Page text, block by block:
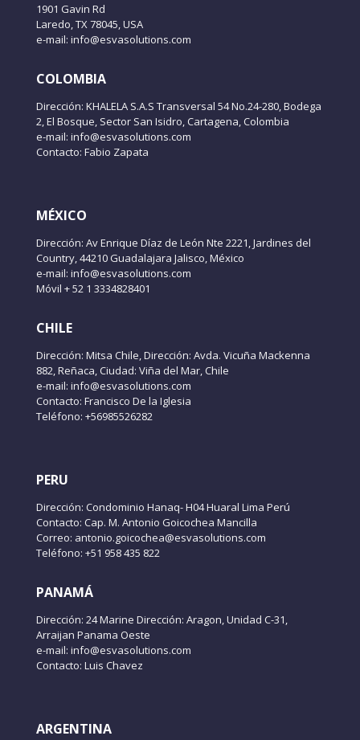
1901 Gavin Rd
Laredo, TX 78045, USA
e-mail: info@esvasolutions.com
COLOMBIA
Dirección: KHALELA S.A.S Transversal 54 No.24-280, Bodega
2, El Bosque, Sector San Isidro, Cartagena, Colombia
e-mail: info@esvasolutions.com
Contacto: Fabio Zapata
MÉXICO
Dirección: Av Enrique Díaz de León Nte 2221, Jardines del
Country, 44210 Guadalajara Jalisco, México
e-mail: info@esvasolutions.com
Móvil + 52 1 3334828401
CHILE
Dirección: Mitsa Chile, Dirección: Avda. Vicuña Mackenna
882, Reñaca, Ciudad: Viña del Mar, Chile
e-mail: info@esvasolutions.com
Contacto: Francisco De la Iglesia
Teléfono: +56985526282
PERU
Dirección: Condominio Hanaq- H04 Huaral Lima Perú
Contacto: Cap. M. Antonio Goicochea Mancilla
Correo: antonio.goicochea@esvasolutions.com
Teléfono: +51 958 435 822
PANAMÁ
Dirección: 24 Marine Dirección: Aragon, Unidad C-31,
Arraijan Panama Oeste
e-mail: info@esvasolutions.com
Contacto: Luis Chavez
ARGENTINA